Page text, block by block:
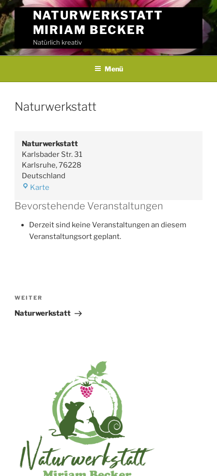
Skip
to
content
NATURWERKSTATT
MIRIAM BECKER
Natürlich kreativ
Menü
Naturwerkstatt
Naturwerkstatt
Karlsbader Str. 31
Karlsruhe,76228
Deutschland
Karte
Bevorstehende Veranstaltungen
Derzeit sind keine Veranstaltungen an diesem
Veranstaltungsort geplant.
Nächster
Beitrag
WEITER
Naturwerkstatt